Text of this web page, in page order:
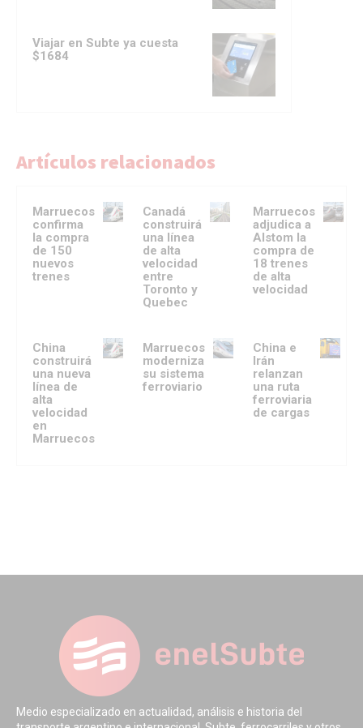
Viajar en Subte ya cuesta
$1684
Artículos relacionados
Marruecos
confirma
la compra
de 150
nuevos
trenes
Canadá
construirá
una línea
de alta
velocidad
entre
Toronto y
Quebec
Marruecos
adjudica a
Alstom la
compra de
18 trenes
de alta
velocidad
China
construirá
una nueva
línea de
alta
velocidad
en
Marruecos
Marruecos
moderniza
su sistema
ferroviario
China e
Irán
relanzan
una ruta
ferroviaria
de cargas
Medio especializado en actualidad, análisis e historia del